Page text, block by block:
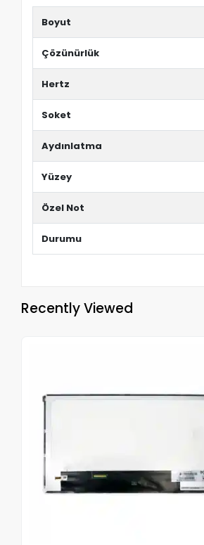
Boyut
Çözünürlük
Hertz
Soket
Aydınlatma
Yüzey
Özel Not
Durumu
Recently Viewed